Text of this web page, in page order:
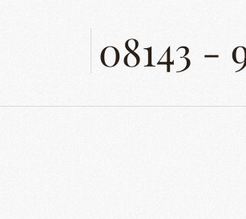
08143 -